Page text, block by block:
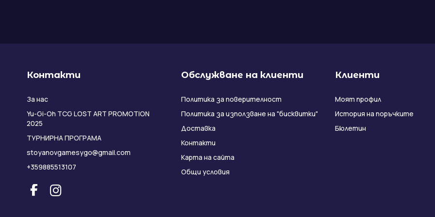
Контакти
За нас
Yu-Gi-Oh TCG LOST ART PROMOTION
2025
ТУРНИРНА ПРОГРАМА
stoyanovgamesygo@gmail.com
+359885513107
Обслужване на клиенти
Политика за поверителност
Политика за използване на "бисквитки"
Доставка
Контакти
Карта на сайта
Общи условия
Клиенти
Моят профил
История на поръчките
Бюлетин